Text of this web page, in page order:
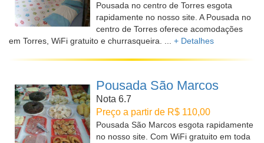
Pousada no centro de Torres esgota
rapidamente no nosso site. A Pousada no
centro de Torres oferece acomodações
em Torres, WiFi gratuito e churrasqueira. ... + Detalhes
Pousada São Marcos
Nota 6.7
Preço a partir de R$ 110,00
Pousada São Marcos esgota rapidamente
no nosso site. Com WiFi gratuito em toda